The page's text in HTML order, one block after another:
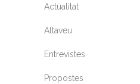
Actualitat
Altaveu
Entrevistes
Propostes